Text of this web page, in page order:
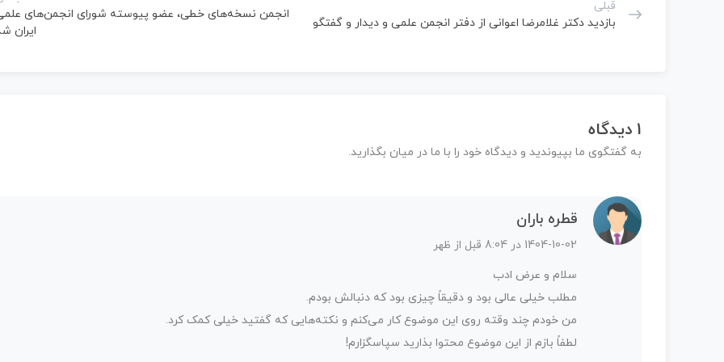
قبلی
بازدید دکتر غلامرضا اعوانی از دفتر انجمن علمی و دیدار و گفتگو
انجمن نسخه‌های خطی، عضو پیوسته شورای انجمن‌های
ایران
1 دیدگاه
به گفتگوی ما بپیوندید و دیدگاه خود را با ما در میان بگذارید.
قطره باران
1404-10-02 در 8:04 قبل از ظهر
سلام و عرض ادب
مطلب خیلی عالی بود و دقیقاً چیزی بود که دنبالش بودم.
من خودم چند وقته روی این موضوع کار می‌کنم و نکته‌هایی که گفتید خیلی کمک کرد.
لطفاً بازم از این موضوع محتوا بذارید سپاسگزارم!